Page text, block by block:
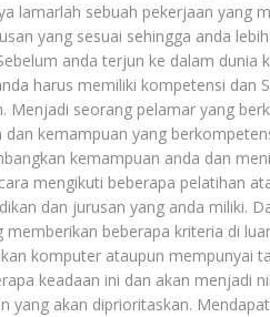
lamarlah sebuah pekerjaan yang
yang sesuai sehingga anda
anda terjun ke dalam dunia
harus memiliki kompetensi dan
Menjadi seorang pelamar yang
dan kemampuan yang
kemampuan anda dan
mengikuti beberapa pelatihan
dan jurusan yang anda miliki.
memberikan beberapa kriteria di
komputer ataupun mempunyai
keadaan ini dan akan menjadi
yang akan diprioritaskan.